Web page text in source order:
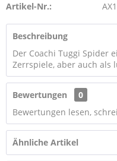
Artikel-Nr.:
Beschreibung
Der Coachi Tuggi Spider
Zerrspiele, aber auch als
Bewertungen
0
Bewertungen lesen,
Ähnliche Artikel